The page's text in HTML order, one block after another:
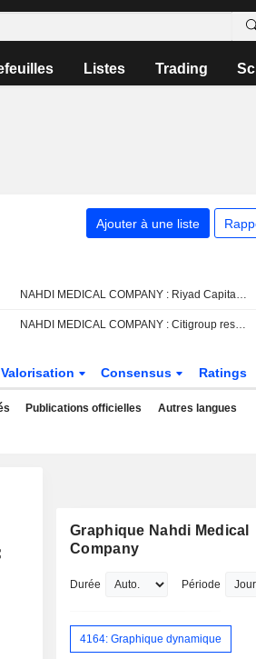
Listes Trading
Ajouter à une liste
NAHDI MEDICAL COMPANY : Riyad Capital est neutre
NAHDI MEDICAL COMPANY : Citigroup reste à l'achat
Valorisation Consensus Ratings
Publications officielles Autres langues
Graphique Nahdi Medical
Company
Durée Période
4164: Graphique dynamique